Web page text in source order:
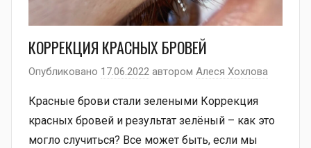
КОРРЕКЦИЯ КРАСНЫХ БРОВЕЙ
Опубликовано 17.06.2022 автором Алеся Хохлова
Красные брови стали зелеными Коррекция
красных бровей и результат зелёный – как это
могло случиться? Все может быть, если мы